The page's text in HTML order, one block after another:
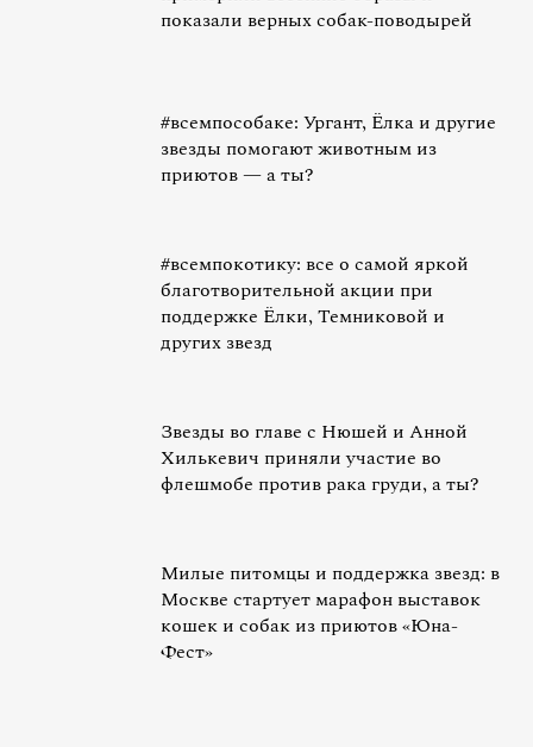
показали верных собак-поводырей
#всемпособаке: Ургант, Ёлка и другие
звезды помогают животным из
приютов — а ты?
#всемпокотику: все о самой яркой
благотворительной акции при
поддержке Ёлки, Темниковой и
других звезд
Звезды во главе с Нюшей и Анной
Хилькевич приняли участие во
флешмобе против рака груди, а ты?
Милые питомцы и поддержка звезд: в
Москве стартует марафон выставок
кошек и собак из приютов «Юна-
Фест»